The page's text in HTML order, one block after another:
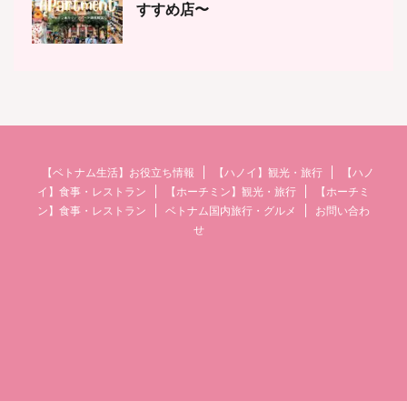
すすめ店〜
【ベトナム生活】お役立ち情報 【ハノイ】観光・旅行
【ハノ
イ】食事・レストラン
【ホーチミン】観光・旅行
【ホーチミ
ン】食事・レストラン
ベトナム国内旅行・グルメ
お問い合わ
せ